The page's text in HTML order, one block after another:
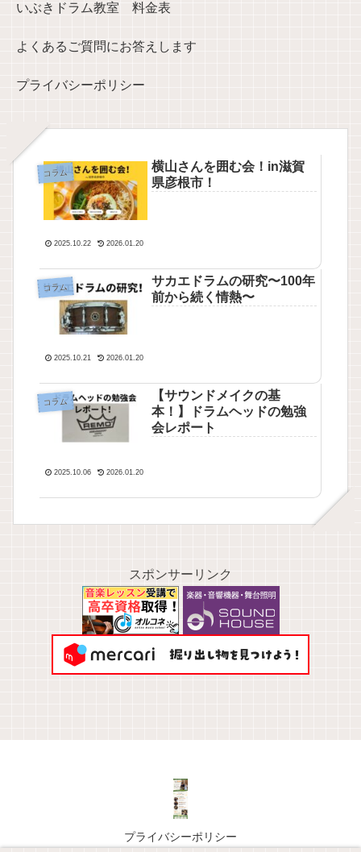
いぶきドラム教室 料金表
よくあるご質問にお答えします
プライバシーポリシー
コラム
横山さんを囲む会！in滋賀
県彦根市！
2025.10.22 2026.01.20
コラム
サカエドラムの研究〜100年
前から続く情熱〜
2025.10.21 2026.01.20
コラム
【サウンドメイクの基
本！】ドラムヘッドの勉強
会レポート
2025.10.06 2026.01.20
スポンサーリンク
プライバシーポリシー